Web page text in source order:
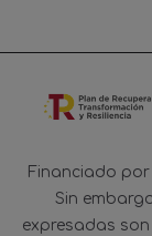
Financiado por
Sin
expresadas